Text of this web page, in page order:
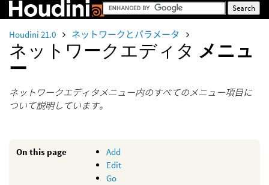
Houdini 21.0 ネットワークとパラメータ
ネットワークエディタ メニュ
ー
ネットワークエディタメニュー内のすべてのメニュー項目に
ついて説明しています。
On this page
Add
Edit
Go